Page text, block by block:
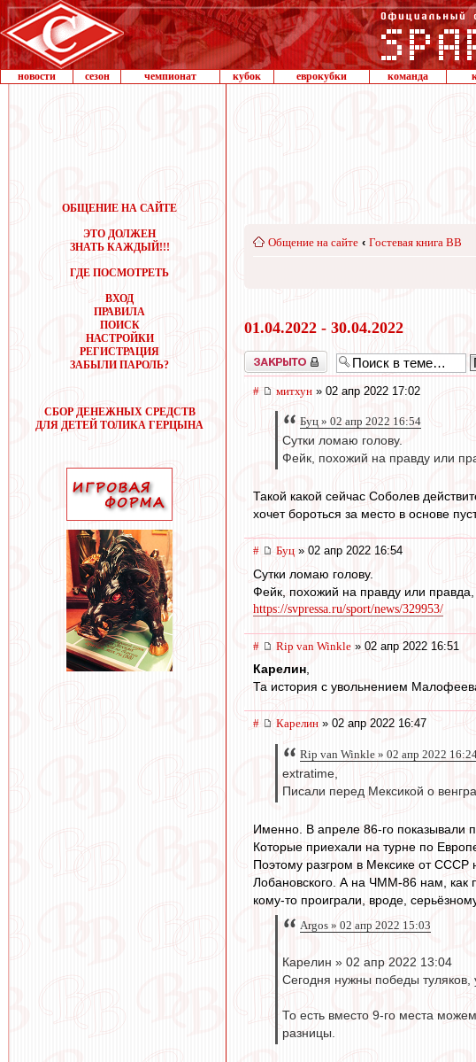
новости сезон чемпионат кубок еврокубки команда
ОБЩЕНИЕ НА САЙТЕ
ЭТО ДОЛЖЕН
ЗНАТЬ КАЖДЫЙ!!!
ГДЕ ПОСМОТРЕТЬ
ВХОД
ПРАВИЛА
ПОИСК
НАСТРОЙКИ
РЕГИСТРАЦИЯ
ЗАБЫЛИ ПАРОЛЬ?
СБОР ДЕНЕЖНЫХ СРЕДСТВ
ДЛЯ ДЕТЕЙ ТОЛИКА ГЕРЦЫНА
Общение на сайте ‹ Гостевая книга ВВ
01.04.2022 - 30.04.2022
Закрыто
# митхун » 02 апр 2022 17:02
Буц » 02 апр 2022 16:54
Сутки ломаю голову.
Фейк, похожий на правду или
Такой какой сейчас Соболев
хочет бороться за место в основе
# Буц » 02 апр 2022 16:54
Сутки ломаю голову.
Фейк, похожий на правду или
https://svpressa.ru/sport/news/329953/
# Rip van Winkle » 02 апр 2022 16:51
Карелин,
Та история с увольнением
# Карелин » 02 апр 2022 16:47
Rip van Winkle » 02 апр 2022
extratime,
Писали перед Мексикой о
Именно. В апреле 86-го показывали
Которые приехали на турне по
Поэтому разгром в Мексике от СССР
Лобановского. А на ЧММ-86 нам, как
кому-то проиграли, вроде,
Argos » 02 апр 2022 15:03
Карелин » 02 апр 2022 13:04
Сегодня нужны победы
То есть вместо 9-го места
разницы.